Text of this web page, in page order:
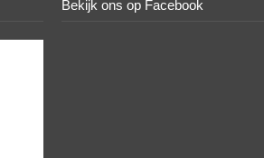
Bekijk ons op Facebook